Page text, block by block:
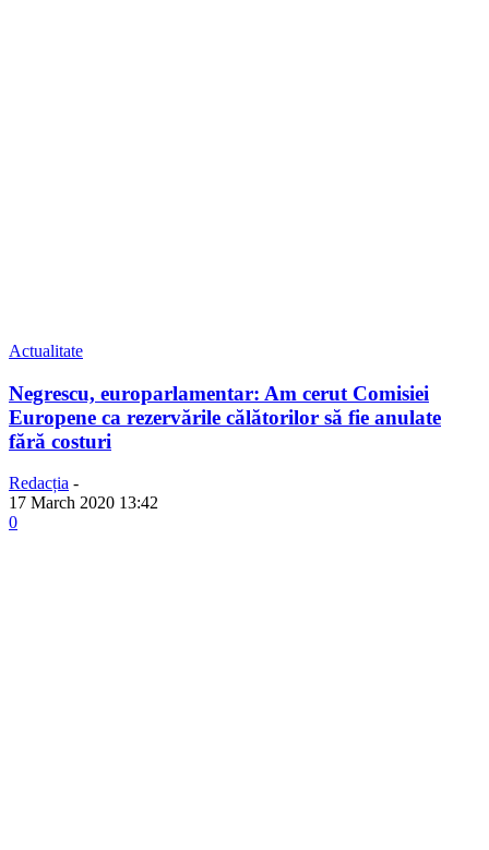
Actualitate
Negrescu, europarlamentar: Am cerut Comisiei
Europene ca rezervările călătorilor să fie anulate
fără costuri
Redacția -
17 March 2020 13:42
0